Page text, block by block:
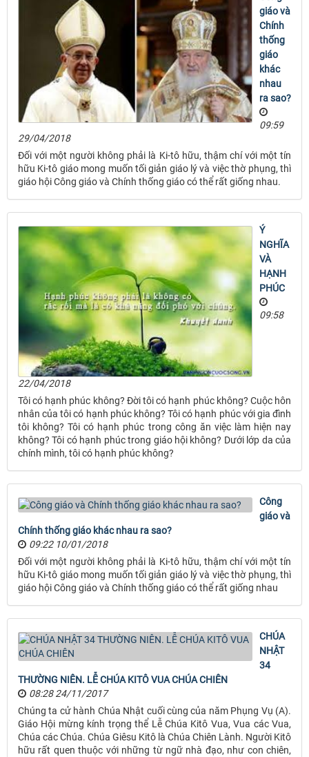
giáo và
Chính
thống
giáo
khác
nhau
ra sao?
09:59
29/04/2018
Đối với một người không phải là Ki-tô hữu, thậm chí với một tín
hữu Ki-tô giáo mong muốn tối giản giáo lý và việc thờ phụng, thì
giáo hội Công giáo và Chính thống giáo có thể rất giống nhau.
Ý
NGHĨA
VÀ
HẠNH
PHÚC
09:58
22/04/2018
Tôi có hạnh phúc không? Đời tôi có hạnh phúc không? Cuộc hôn
nhân của tôi có hạnh phúc không? Tôi có hạnh phúc với gia đình
tôi không? Tôi có hạnh phúc trong công ăn việc làm hiện nay
không? Tôi có hạnh phúc trong giáo hội không? Dưới lớp da của
chính mình, tôi có hạnh phúc không?
Công
giáo và
Chính thống giáo khác nhau ra sao?
09:22 10/01/2018
Đối với một người không phải là Ki-tô hữu, thậm chí với một tín
hữu Ki-tô giáo mong muốn tối giản giáo lý và việc thờ phụng, thì
giáo hội Công giáo và Chính thống giáo có thể rất giống nhau
CHÚA
NHẬT
34
THƯỜNG NIÊN. LỄ CHÚA KITÔ VUA CHÚA CHIÊN
08:28 24/11/2017
Chúng ta cử hành Chúa Nhật cuối cùng của năm Phụng Vụ (A).
Giáo Hội mừng kính trọng thể Lễ Chúa Kitô Vua, Vua các Vua,
Chúa các Chúa. Chúa Giêsu Kitô là Chúa Chiên Lành. Người Kitô
hữu rất quen thuộc với những từ ngữ nhà đạo, như con chiên,